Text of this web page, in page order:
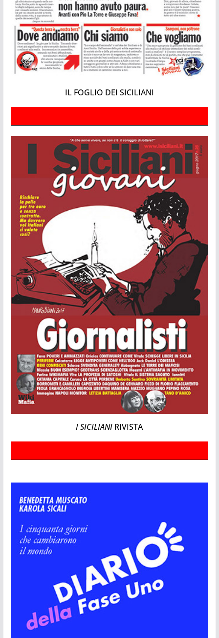
IL FOGLIO DEI SICILIANI
I SICILIANI RIVISTA